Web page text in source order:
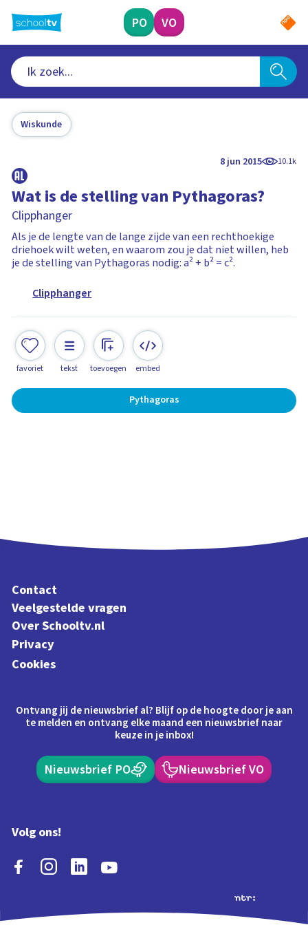
naar
hoofdinhoud
PO VO
Wiskunde
8 jun 2015 10.1k
Wat is de stelling van Pythagoras?
Clipphanger
Als je de lengte van de lange zijde van een rechthoekige
driehoek wilt weten, en waarom zou je dat niet willen, heb
je de stelling van Pythagoras nodig: a² + b² = c².
Clipphanger
favoriet tekst toevoegen embed
Pythagoras
Contact
Veelgestelde vragen
Over Schooltv.nl
Privacy
Cookies
Ontvang jij de nieuwsbrief al? Blijf op de hoogte door je aan
te melden en ontvang elke maand een nieuwsbrief naar
keuze in je inbox!
Nieuwsbrief PO Nieuwsbrief VO
Volg ons!